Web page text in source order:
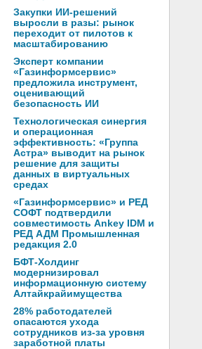
Закупки ИИ-решений
выросли в разы: рынок
переходит от пилотов к
масштабированию
Эксперт компании
«Газинформсервис»
предложила инструмент,
оценивающий
безопасность ИИ
Технологическая синергия
и операционная
эффективность: «Группа
Астра» выводит на рынок
решение для защиты
данных в виртуальных
средах
«Газинформсервис» и РЕД
СОФТ подтвердили
совместимость Ankey IDM и
РЕД АДМ Промышленная
редакция 2.0
БФТ-Холдинг
модернизировал
информационную систему
Алтайкрайимущества
28% работодателей
опасаются ухода
сотрудников из-за уровня
заработной платы